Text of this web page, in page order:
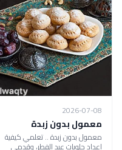
2026-07-08
معمول بدون زبدة
معمول بدون زبدة .. تعلمي كيفية
إعداد حلويات عيد الفطر، وقدمي